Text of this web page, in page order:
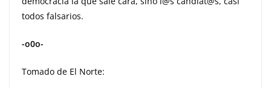
todos falsarios.
-o0o-
Tomado de El Norte: